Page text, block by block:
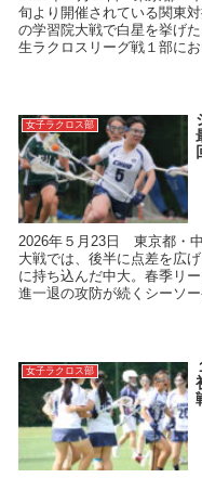
旬より開催されている関東
の学習院大戦で白星を挙げ
生ラクロスリーグ戦１部に
女子ラクロス部
2026年５月23日 東京都・
大戦では、後半に点差を広
に持ち込んだ中大。春季リ
進一退の攻防が続くシーソ
女子ラクロス部